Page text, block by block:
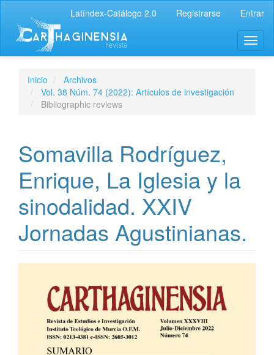
Latíndex-Catálogo 2.0 Registrarse Entrar
Inicio
Archivos
Vol. 38 Núm. 74 (2022): Artículos de investigación
Bibliographic reviews
Somavilla Rodríguez,
Enrique, La Iglesia y la
sinodalidad. XXIV
Jornadas Agustinianas.